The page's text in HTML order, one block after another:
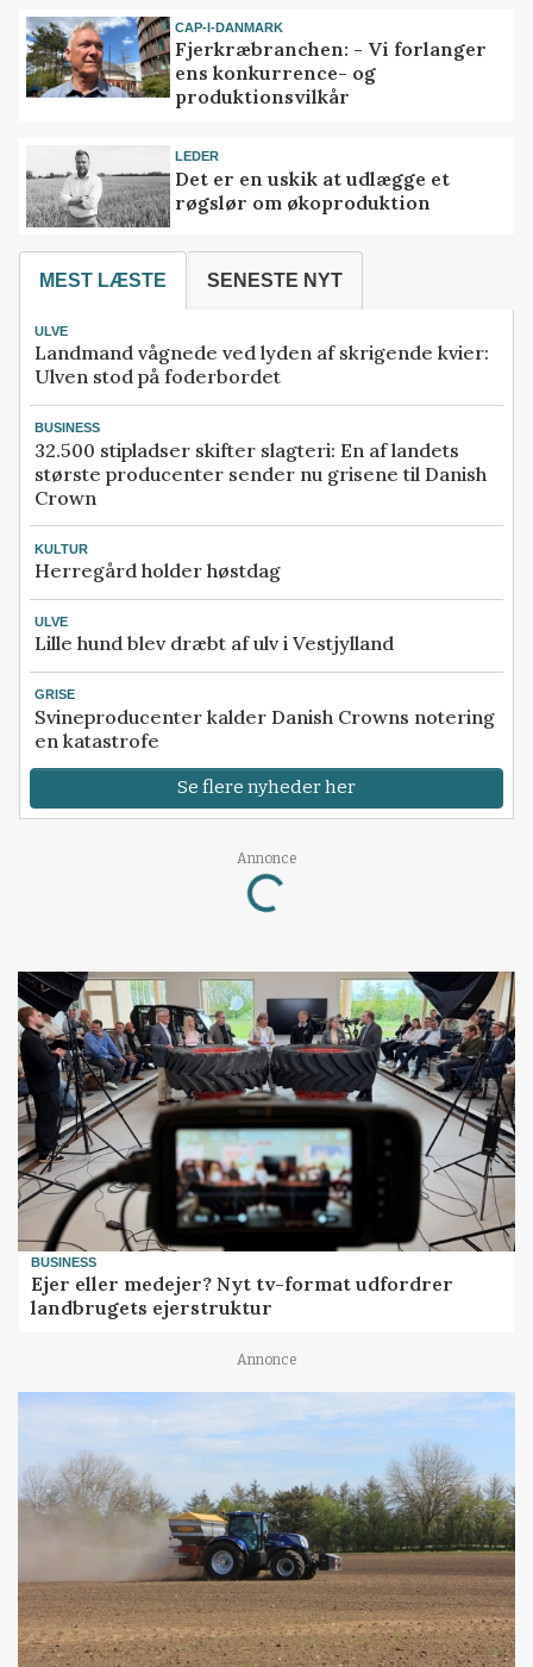
CAP-I-DANMARK
Fjerkræbranchen: - Vi forlanger
ens konkurrence- og
produktionsvilkår
LEDER
Det er en uskik at udlægge et
røgslør om økoproduktion
MEST LÆSTE SENESTE NYT
ULVE
Landmand vågnede ved lyden af skrigende kvier:
Ulven stod på foderbordet
BUSINESS
32.500 stipladser skifter slagteri: En af landets
største producenter sender nu grisene til Danish
Crown
KULTUR
Herregård holder høstdag
ULVE
Lille hund blev dræbt af ulv i Vestjylland
GRISE
Svineproducenter kalder Danish Crowns notering
en katastrofe
Se flere nyheder her
Annonce
Loading...
BUSINESS
Ejer eller medejer? Nyt tv-format udfordrer
landbrugets ejerstruktur
Annonce